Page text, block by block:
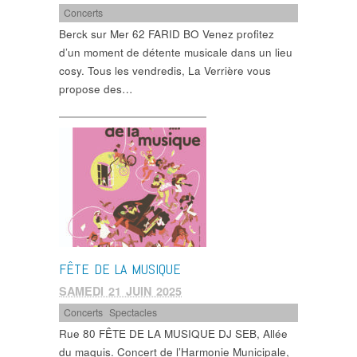
Concerts
Berck sur Mer 62 FARID BO Venez profitez
d’un moment de détente musicale dans un lieu
cosy. Tous les vendredis, La Verrière vous
propose des…
FÊTE DE LA MUSIQUE
SAMEDI 21 JUIN 2025
Concerts ,Spectacles
Rue 80 FÊTE DE LA MUSIQUE DJ SEB, Allée
du maquis. Concert de l’Harmonie Municipale,